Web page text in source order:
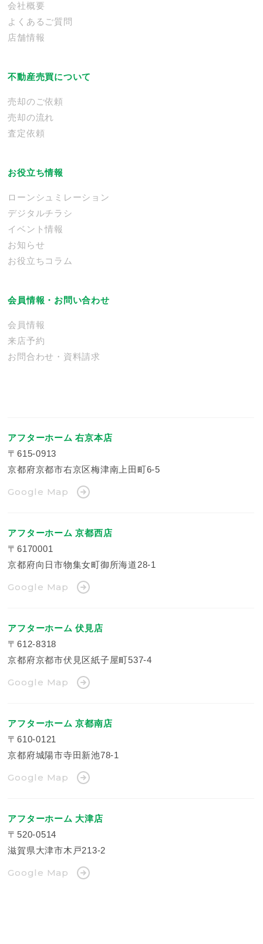
会社概要
よくあるご質問
店舗情報
不動産売買について
売却のご依頼
売却の流れ
査定依頼
お役立ち情報
ローンシュミレーション
デジタルチラシ
イベント情報
お知らせ
お役立ちコラム
会員情報・お問い合わせ
会員情報
来店予約
お問合わせ・資料請求
アフターホーム 右京本店
〒615-0913
京都府京都市右京区梅津南上田町6-5
Google Map
アフターホーム 京都西店
〒6170001
京都府向日市物集女町御所海道28-1
Google Map
アフターホーム 伏見店
〒612-8318
京都府京都市伏見区紙子屋町537-4
Google Map
アフターホーム 京都南店
〒610-0121
京都府城陽市寺田新池78-1
Google Map
アフターホーム 大津店
〒520-0514
滋賀県大津市木戸213-2
Google Map